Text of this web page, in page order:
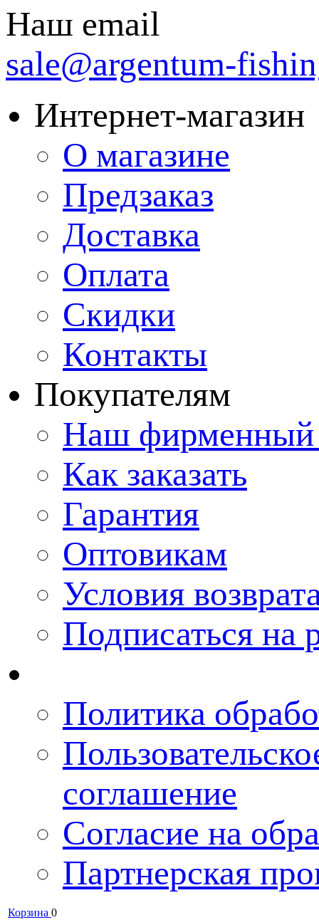
Наш email
sale@argentum-
Интернет-магазин
О магазине
Предзаказ
Доставка
Оплата
Скидки
Контакты
Покупателям
Наш фирменный
Как заказать
Гарантия
Оптовикам
Условия
Подписаться на
Политика
соглашение
Согласие на
Партнерская
Корзина 0